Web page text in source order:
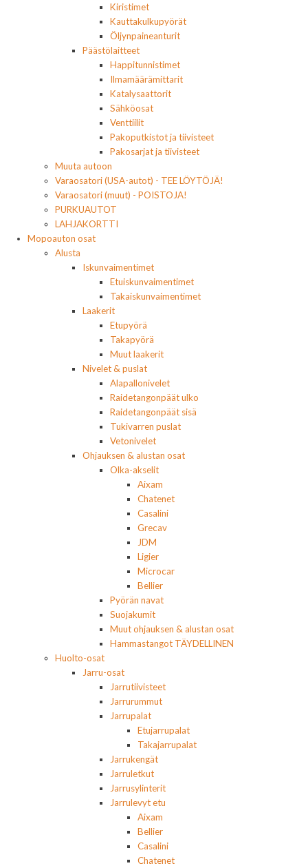
Kiristimet
Kauttakulkupyörät
Öljynpaineanturit
Päästölaitteet
Happitunnistimet
Ilmamäärämittarit
Katalysaattorit
Sähköosat
Venttiilit
Pakoputkistot ja tiivisteet
Pakosarjat ja tiivisteet
Muuta autoon
Varaosatori (USA-autot) - TEE LÖYTÖJÄ!
Varaosatori (muut) - POISTOJA!
PURKUAUTOT
LAHJAKORTTI
Mopoauton osat
Alusta
Iskunvaimentimet
Etuiskunvaimentimet
Takaiskunvaimentimet
Laakerit
Etupyörä
Takapyörä
Muut laakerit
Nivelet & puslat
Alapallonivelet
Raidetangonpäät ulko
Raidetangonpäät sisä
Tukivarren puslat
Vetonivelet
Ohjauksen & alustan osat
Olka-akselit
Aixam
Chatenet
Casalini
Grecav
JDM
Ligier
Microcar
Bellier
Pyörän navat
Suojakumit
Muut ohjauksen & alustan osat
Hammastangot TÄYDELLINEN
Huolto-osat
Jarru-osat
Jarrutiivisteet
Jarrurummut
Jarrupalat
Etujarrupalat
Takajarrupalat
Jarrukengät
Jarruletkut
Jarrusylinterit
Jarrulevyt etu
Aixam
Bellier
Casalini
Chatenet